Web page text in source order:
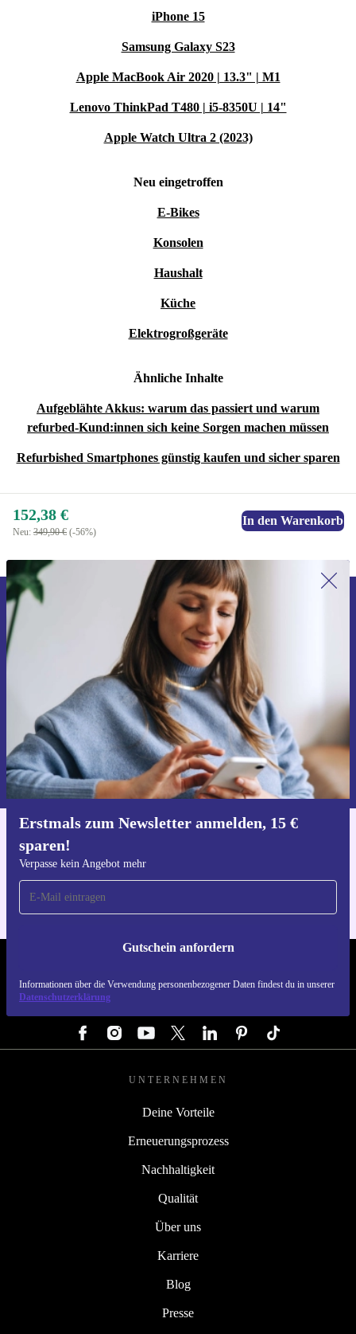
iPhone 15
Samsung Galaxy S23
Apple MacBook Air 2020 | 13.3" | M1
Lenovo ThinkPad T480 | i5-8350U | 14"
Apple Watch Ultra 2 (2023)
Neu eingetroffen
E-Bikes
Konsolen
Haushalt
Küche
Elektrogroßgeräte
Ähnliche Inhalte
Aufgeblähte Akkus: warum das passiert und warum
refurbed-Kund:innen sich keine Sorgen machen müssen
Refurbished Smartphones günstig kaufen und sicher sparen
152,38 €
Neu: 349,90 € (-56%)
In den Warenkorb
Erstmals zum Newsletter anmelden, 15 €
sparen!
Verpasse kein Angebot mehr
Gutschein anfordern
Informationen über die Verwendung personenbezogener Daten findest du in unserer
Datenschutzerklärung
Erstmals zum Newsletter anmelden,
15 € sparen!
Verpasse kein Angebot mehr.
Gutschein anfordern
Informationen über die Verwendung personenbezogener Daten findest
du in unsererDatenschutzerklärung.
Für iOS und Android
UNTERNEHMEN
Deine Vorteile
Erneuerungsprozess
Nachhaltigkeit
Qualität
Über uns
Karriere
Blog
Presse